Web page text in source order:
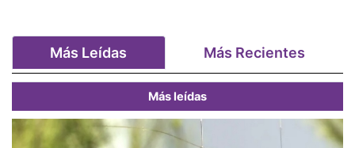
Más Leídas Más Recientes
Más leídas